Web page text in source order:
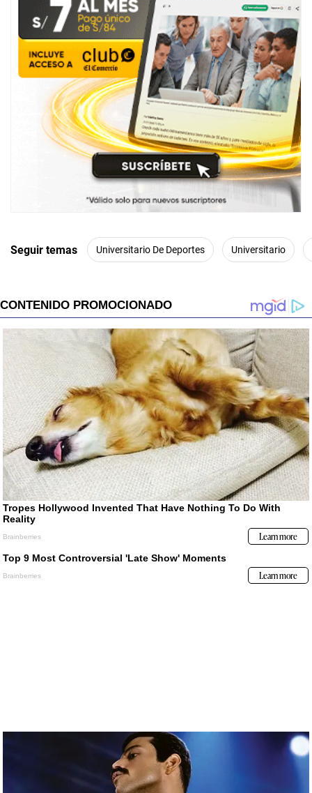
Seguir temas Universitario De Deportes Universitario